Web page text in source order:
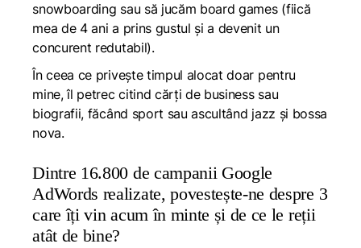
snowboarding sau să jucăm board games (fiică
mea de 4 ani a prins gustul și a devenit un
concurent redutabil).
În ceea ce privește timpul alocat doar pentru
mine, îl petrec citind cărți de business sau
biografii, făcând sport sau ascultând jazz și bossa
nova.
Dintre 16.800 de campanii Google
AdWords realizate, povestește-ne despre 3
care îți vin acum în minte și de ce le reții
atât de bine?